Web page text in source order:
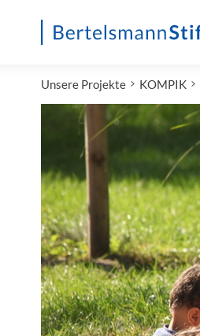
Unsere Projekte KOMPIK